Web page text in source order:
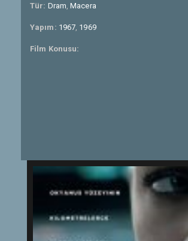
Tür: Dram,Macera
Yapım: 1967, 1969
Film Konusu: